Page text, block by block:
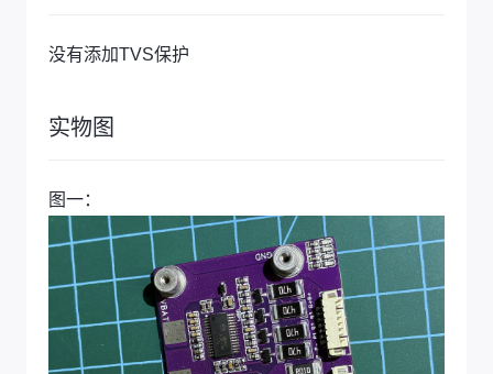
没有添加TVS保护
实物图
图一：